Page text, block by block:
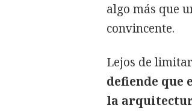
algo más que
convincente.
Lejos de
defiende que
la